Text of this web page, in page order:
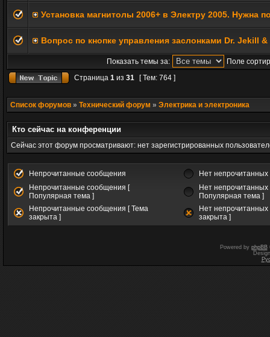
Установка магнитолы 2006+ в Электру 2005. Нужна
Вопрос по кнопке управления заслонками Dr. Jekill &
Показать темы за:
Поле
Страница 1 из 31 [ Тем: 764 ]
Список форумов » Технический форум » Электрика и электроника
Кто сейчас на конференции
Сейчас этот форум просматривают: нет зарегистрированных
Непрочитанные сообщения
Нет
Непрочитанные сообщения [
Популярная тема ]
Нет
Популярная тема ]
Непрочитанные сообщения [ Тема
закрыта ]
Нет
закрыта ]
Powered by phpBB